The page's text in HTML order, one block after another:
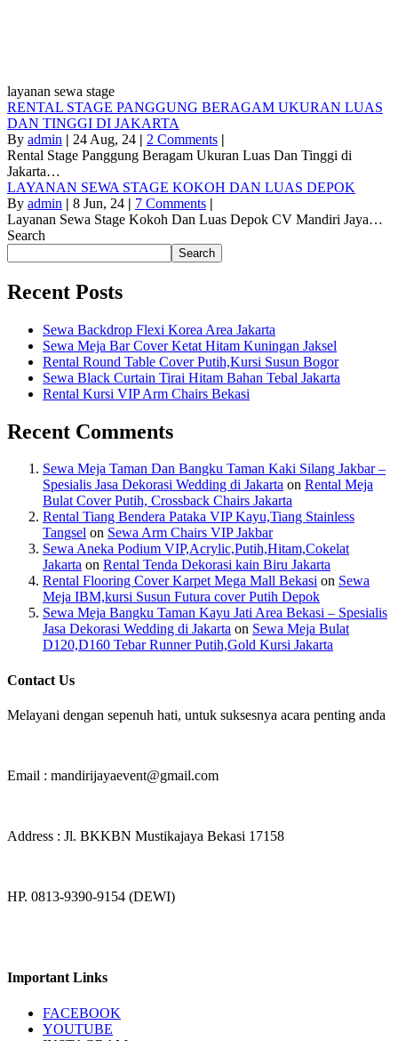
layanan sewa stage
RENTAL STAGE PANGGUNG BERAGAM UKURAN LUAS
DAN TINGGI DI JAKARTA
By admin | 24 Aug, 24 | 2 Comments |
Rental Stage Panggung Beragam Ukuran Luas Dan Tinggi di
Jakarta…
LAYANAN SEWA STAGE KOKOH DAN LUAS DEPOK
By admin | 8 Jun, 24 | 7 Comments |
Layanan Sewa Stage Kokoh Dan Luas Depok CV Mandiri Jaya…
Search
Search
Recent Posts
Sewa Backdrop Flexi Korea Area Jakarta
Sewa Meja Bar Cover Ketat Hitam Kuningan Jaksel
Rental Round Table Cover Putih,Kursi Susun Bogor
Sewa Black Curtain Tirai Hitam Bahan Tebal Jakarta
Rental Kursi VIP Arm Chairs Bekasi
Recent Comments
Sewa Meja Taman Dan Bangku Taman Kaki Silang Jakbar –
Spesialis Jasa Dekorasi Wedding di Jakarta on Rental Meja
Bulat Cover Putih, Crossback Chairs Jakarta
Rental Tiang Bendera Pataka VIP Kayu,Tiang Stainless
Tangsel on Sewa Arm Chairs VIP Jakbar
Sewa Aneka Podium VIP,Acrylic,Putih,Hitam,Cokelat
Jakarta on Rental Tenda Dekorasi kain Biru Jakarta
Rental Flooring Cover Karpet Mega Mall Bekasi on Sewa
Meja IBM,kursi Susun Futura cover Putih Depok
Sewa Meja Bangku Taman Kayu Jati Area Bekasi – Spesialis
Jasa Dekorasi Wedding di Jakarta on Sewa Meja Bulat
D120,D160 Tebar Runner Putih,Gold Kursi Jakarta
Contact Us
Melayani dengan sepenuh hati, untuk suksesnya acara penting anda
Email : mandirijayaevent@gmail.com
Address : Jl. BKKBN Mustikajaya Bekasi 17158
HP. 0813-9390-9154 (DEWI)
Important Links
FACEBOOK
YOUTUBE